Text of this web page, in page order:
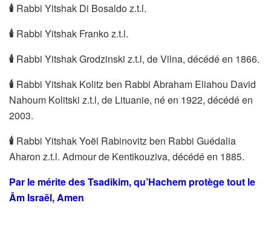
🕯 Rabbi Yitshak Di Bosaldo z.t.l.
🕯 Rabbi Yitshak Franko z.t.l.
🕯 Rabbi Yitshak Grodzinski z.t.l, de Vilna, décédé en 1866.
🕯 Rabbi Yitshak Kolitz ben Rabbi Abraham Eliahou David
Nahoum Kolitski z.t.l, de Lituanie, né en 1922, décédé en
2003.
🕯 Rabbi Yitshak Yoël Rabinovitz ben Rabbi Guédalia
Aharon z.t.l. Admour de Kentikouziva, décédé en 1885.
Par le mérite des Tsadikim, qu’Hachem protège tout le
Âm Israël, Amen